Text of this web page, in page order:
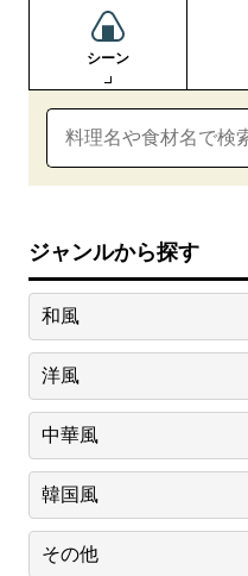
シーン
ジャンルから探す
和風
洋風
中華風
韓国風
その他